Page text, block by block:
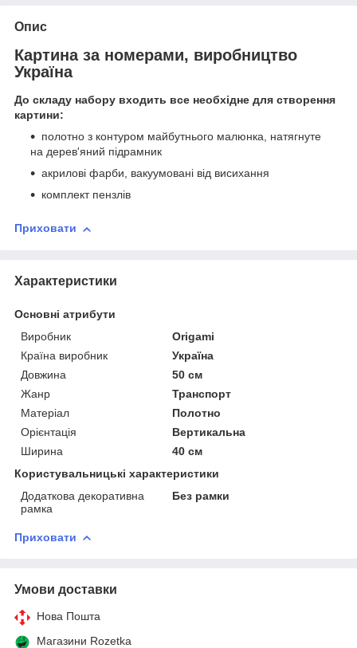
Опис
Картина за номерами, виробництво
Україна
До складу набору входить все необхідне для створення
картини:
полотно з контуром майбутнього малюнка, натягнуте
на дерев'яний підрамник
акрилові фарби, вакуумовані від висихання
комплект пензлів
Приховати
Характеристики
Основні атрибути
Виробник
Origami
Країна виробник
Україна
Довжина
50 см
Жанр
Транспорт
Матеріал
Полотно
Орієнтація
Вертикальна
Ширина
40 см
Користувальницькі характеристики
Додаткова декоративна
рамка
Без рамки
Приховати
Умови доставки
Нова Пошта
Магазини Rozetka